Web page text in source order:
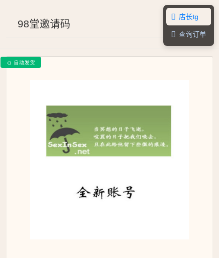
98堂邀请码
 店长tg
 查询订单
 自动发货